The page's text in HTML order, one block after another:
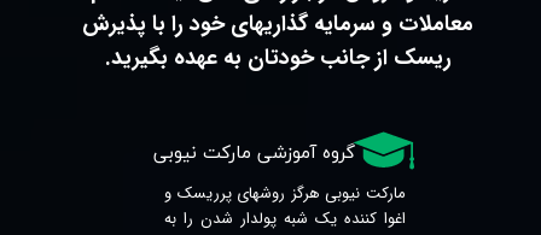
مارکت نیوبی هرگز روشهای پرریسک و
اغوا کننده یک شبه پولدار شدن را به
​​​​​گروه آموزشی مارکت نیوبی
معاملات و سرمایه گذاریهای خود را با پذیرش
ریسک از جانب خودتان به عهده بگیرید.